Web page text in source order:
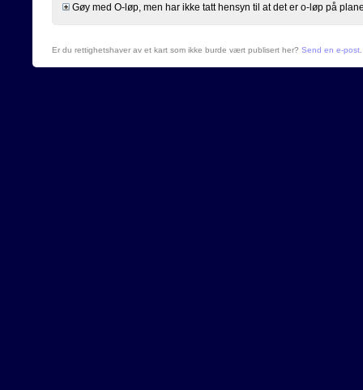
Gøy med O-løp, men har ikke tatt hensyn til at det er o-løp på
Er du rettighetshaver av et kart som ikke burde vært publisert her? Send en e-post